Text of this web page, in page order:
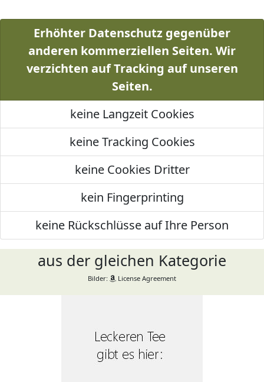
Erhöhter Datenschutz gegenüber
anderen kommerziellen Seiten. Wir
verzichten auf Tracking auf unseren
Seiten.
keine Langzeit Cookies
keine Tracking Cookies
keine Cookies Dritter
kein Fingerprinting
keine Rückschlüsse auf Ihre Person
aus der gleichen Kategorie
Bilder: License Agreement